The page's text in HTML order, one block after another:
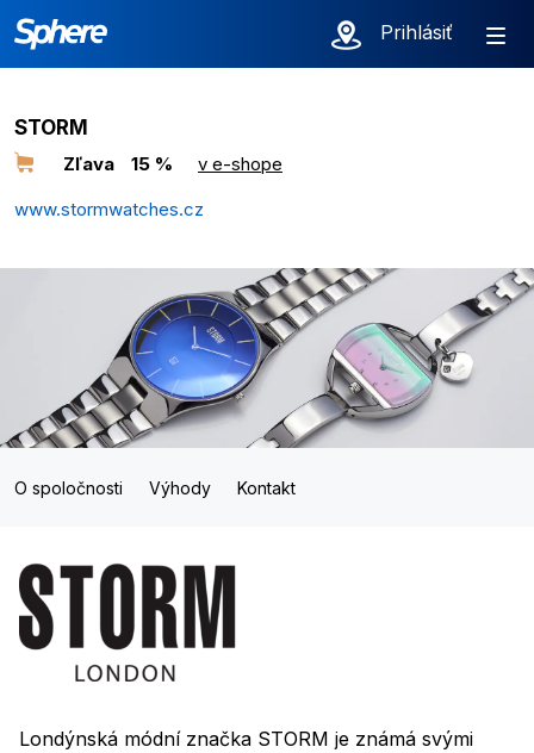
Prihlásiť
STORM
Zľava 15 %
v e-shope
www.stormwatches.cz
O spoločnosti Výhody Kontakt
Londýnská módní značka STORM je známá svými